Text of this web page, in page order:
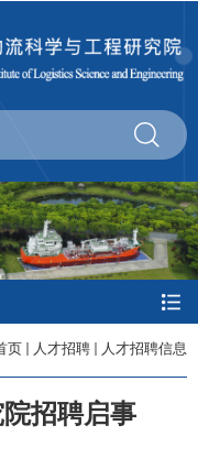
页 人才招聘 人才招聘信息
招聘启事